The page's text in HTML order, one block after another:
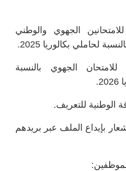
الجهوي والوطني
لحاملي بكالوريا 2025.
الجهوي بالنسبة
الوطنية للتعريف.
بإيداع الملف عبر بريدهم